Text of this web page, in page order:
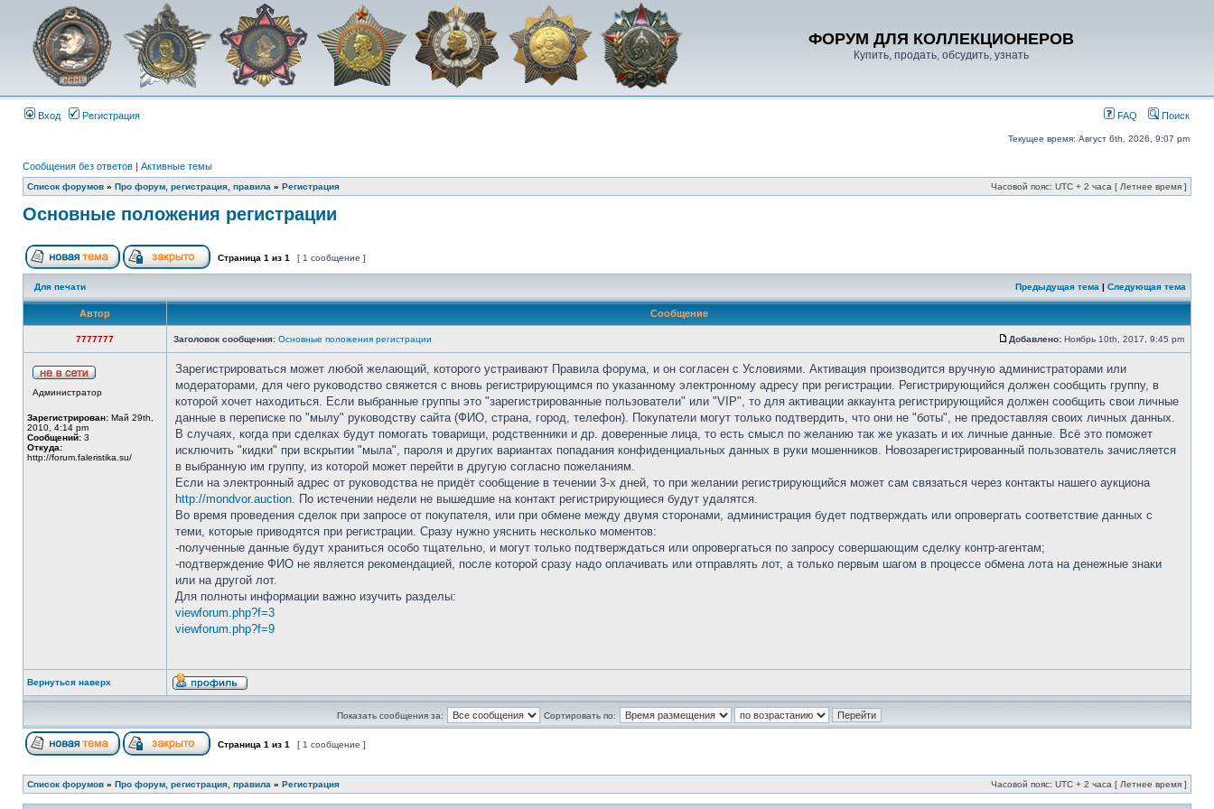
ФОРУМ ДЛЯ КОЛЛЕКЦИОНЕРОВ
Купить, продать, обсудить, узнать
Вход Регистрация FAQ Поиск
Текущее время: Август 6th, 2026, 9:07 pm
Сообщения без ответов | Активные темы
Список форумов » Про форум, регистрация, правила » Регистрация Часовой пояс: UTC + 2 часа [ Летнее время ]
Основные положения регистрации
Страница 1 из 1 [ 1 сообщение ]
Для печати Предыдущая тема | Следующая тема
Автор Сообщение
7777777 Заголовок сообщения: Основные положения регистрации Добавлено: Ноябрь 10th, 2017, 9:45 pm
Администратор
Зарегистрирован: Май 29th,
2010, 4:14 pm
Сообщений: 3
Откуда:
http://forum.faleristika.su/
Зарегистрироваться может любой желающий, которого устраивают Правила форума, и он согласен с Условиями. Активация производится вручную администраторами или
модераторами, для чего руководство свяжется с вновь регистрирующимся по указанному электронному адресу при регистрации. Регистрирующийся должен сообщить группу, в
которой хочет находиться. Если выбранные группы это "зарегистрированные пользователи" или "VIP", то для активации аккаунта регистрирующийся должен сообщить свои личные
данные в переписке по "мылу" руководству сайта (ФИО, страна, город, телефон). Покупатели могут только подтвердить, что они не "боты", не предоставляя своих личных данных.
В случаях, когда при сделках будут помогать товарищи, родственники и др. доверенные лица, то есть смысл по желанию так же указать и их личные данные. Всё это поможет
исключить "кидки" при вскрытии "мыла", пароля и других вариантах попадания конфиденциальных данных в руки мошенников. Новозарегистрированный пользователь зачисляется
в выбранную им группу, из которой может перейти в другую согласно пожеланиям.
Если на электронный адрес от руководства не придёт сообщение в течении 3-х дней, то при желании регистрирующийся может сам связаться через контакты нашего аукциона
http://mondvor.auction. По истечении недели не вышедшие на контакт регистрирующиеся будут удалятся.
Во время проведения сделок при запросе от покупателя, или при обмене между двумя сторонами, администрация будет подтверждать или опровергать соответствие данных с
теми, которые приводятся при регистрации. Сразу нужно уяснить несколько моментов:
-полученные данные будут храниться особо тщательно, и могут только подтверждаться или опровергаться по запросу совершающим сделку контр-агентам;
-подтверждение ФИО не является рекомендацией, после которой сразу надо оплачивать или отправлять лот, а только первым шагом в процессе обмена лота на денежные знаки
или на другой лот.
Для полноты информации важно изучить разделы:
viewforum.php?f=3
viewforum.php?f=9
Вернуться наверх
Показать сообщения за: Сортировать по:
Страница 1 из 1 [ 1 сообщение ]
Список форумов » Про форум, регистрация, правила » Регистрация Часовой пояс: UTC + 2 часа [ Летнее время ]